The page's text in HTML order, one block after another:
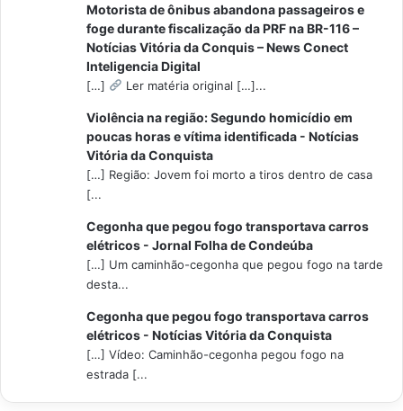
Motorista de ônibus abandona passageiros e
foge durante fiscalização da PRF na BR-116 –
Notícias Vitória da Conquis – News Conect
Inteligencia Digital
[…] Ler matéria original […]...
Violência na região: Segundo homicídio em
poucas horas e vítima identificada - Notícias
Vitória da Conquista
[…] Região: Jovem foi morto a tiros dentro de casa
[...
Cegonha que pegou fogo transportava carros
elétricos - Jornal Folha de Condeúba
[…] Um caminhão-cegonha que pegou fogo na tarde
desta...
Cegonha que pegou fogo transportava carros
elétricos - Notícias Vitória da Conquista
[…] Vídeo: Caminhão-cegonha pegou fogo na
estrada [...